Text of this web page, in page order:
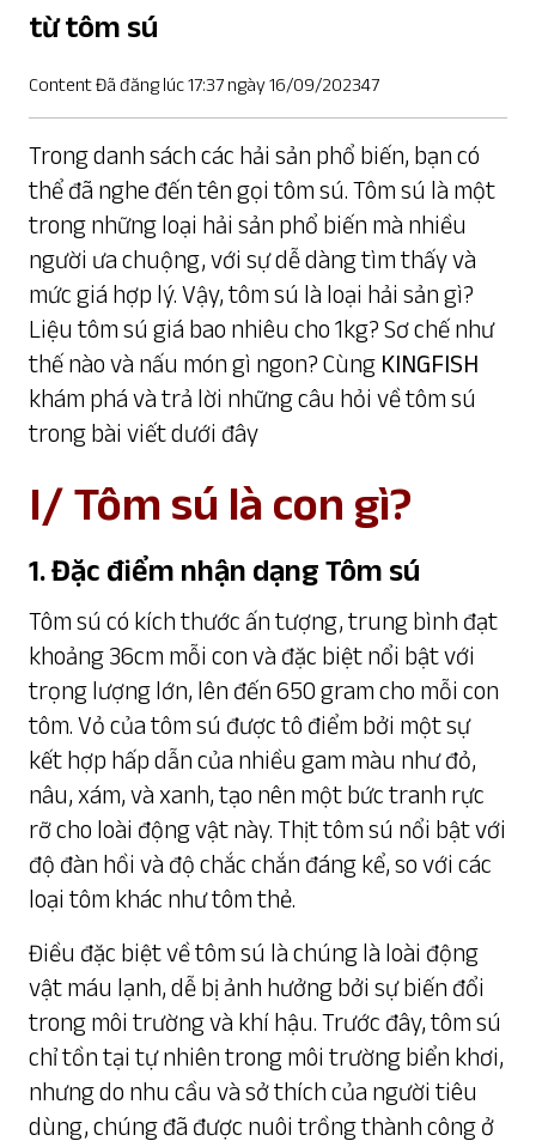
từ tôm sú
Content Đã đăng lúc 17:37 ngày 16/09/202347
Trong danh sách các hải sản phổ biến, bạn có
thể đã nghe đến tên gọi tôm sú. Tôm sú là một
trong những loại hải sản phổ biến mà nhiều
người ưa chuộng, với sự dễ dàng tìm thấy và
mức giá hợp lý. Vậy, tôm sú là loại hải sản gì?
Liệu tôm sú giá bao nhiêu cho 1kg? Sơ chế như
thế nào và nấu món gì ngon? Cùng KINGFISH
khám phá và trả lời những câu hỏi về tôm sú
trong bài viết dưới đây
I/ Tôm sú là con gì?
1. Đặc điểm nhận dạng Tôm sú
Tôm sú có kích thước ấn tượng, trung bình đạt
khoảng 36cm mỗi con và đặc biệt nổi bật với
trọng lượng lớn, lên đến 650 gram cho mỗi con
tôm. Vỏ của tôm sú được tô điểm bởi một sự
kết hợp hấp dẫn của nhiều gam màu như đỏ,
nâu, xám, và xanh, tạo nên một bức tranh rực
rỡ cho loài động vật này. Thịt tôm sú nổi bật với
độ đàn hồi và độ chắc chắn đáng kể, so với các
loại tôm khác như tôm thẻ.
Điều đặc biệt về tôm sú là chúng là loài động
vật máu lạnh, dễ bị ảnh hưởng bởi sự biến đổi
trong môi trường và khí hậu. Trước đây, tôm sú
chỉ tồn tại tự nhiên trong môi trường biển khơi,
nhưng do nhu cầu và sở thích của người tiêu
dùng, chúng đã được nuôi trồng thành công ở